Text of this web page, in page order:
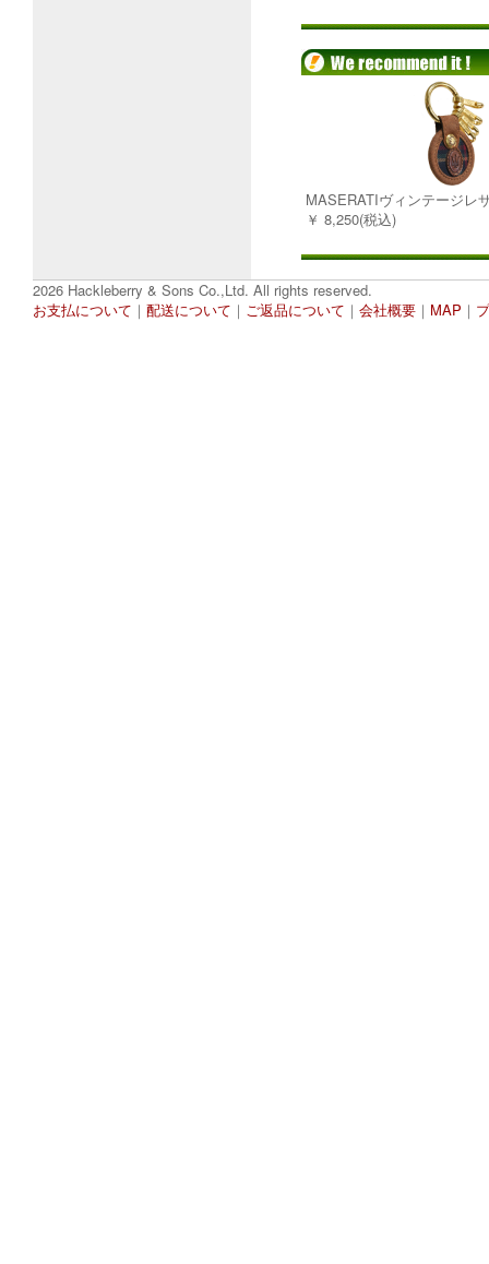
MASERATIヴィンテージレ
￥ 8,250(税込)
2026 Hackleberry & Sons Co.,Ltd. All rights reserved.
お支払について ｜ 配送について ｜ ご返品について ｜ 会社概要 ｜ MAP ｜